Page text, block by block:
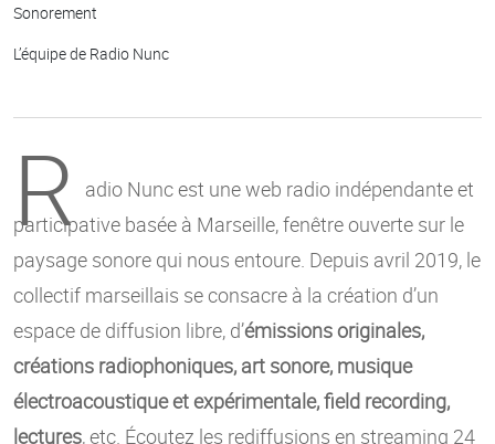
Sonorement
L’équipe de Radio Nunc
R adio Nunc est une web radio indépendante et
participative basée à Marseille, fenêtre ouverte sur le
paysage sonore qui nous entoure. Depuis avril 2019, le
collectif marseillais se consacre à la création d’un
espace de diffusion libre, d’émissions originales,
créations radiophoniques, art sonore, musique
électroacoustique et expérimentale, field recording,
lectures, etc. Écoutez les rediffusions en streaming 24